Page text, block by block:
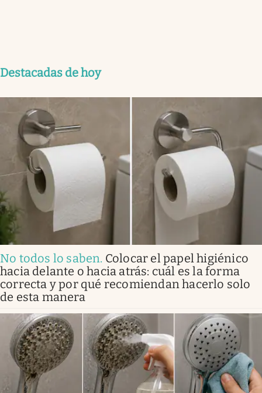
Destacadas de hoy
No todos lo saben. Colocar el papel higiénico
hacia delante o hacia atrás: cuál es la forma
correcta y por qué recomiendan hacerlo solo
de esta manera